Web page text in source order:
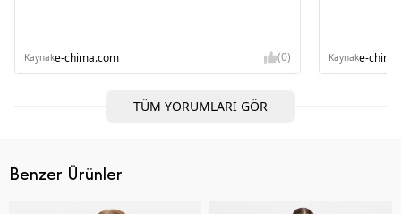
Kaynake-chima.com (0) Kaynake-
TÜM YORUMLARI GÖR
Benzer Ürünler